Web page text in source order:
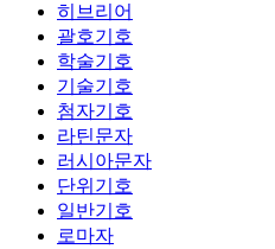
히브리어
괄호기호
학술기호
기술기호
첨자기호
라틴문자
러시아문자
단위기호
일반기호
로마자